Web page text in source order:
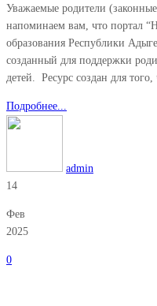
Уважаемые родители
напоминаем вам, что портал
образования Республики
созданный для поддержки
детей. Ресурс создан для
Подробнее...
admin
14
Фев
2025
0